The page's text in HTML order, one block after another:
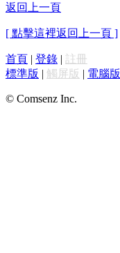
返回上一頁
[ 點擊這裡返回上一頁 ]
首頁 | 登錄 | 註冊
標準版 | 觸屏版 | 電腦版
© Comsenz Inc.